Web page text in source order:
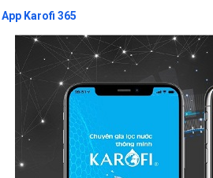
App Karofi 365